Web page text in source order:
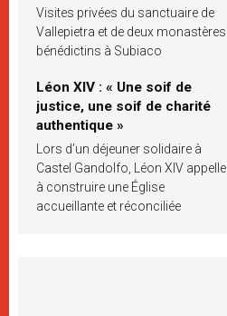
Visites privées du sanctuaire de
Vallepietra et de deux monastères
bénédictins à Subiaco
Léon XIV : « Une soif de
justice, une soif de charité
authentique »
Lors d’un déjeuner solidaire à
Castel Gandolfo, Léon XIV appelle
à construire une Église
accueillante et réconciliée